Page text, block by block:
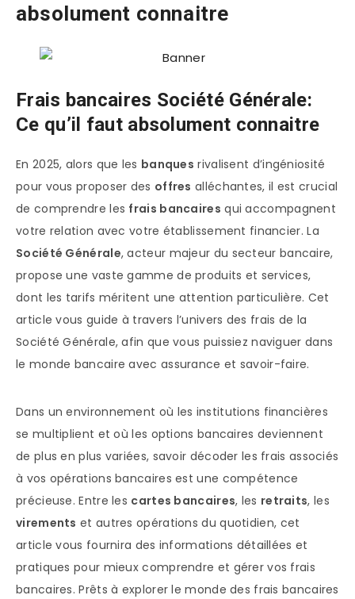
absolument connaitre
Frais bancaires Société Générale:
Ce qu’il faut absolument connaitre
En 2025, alors que les banques rivalisent d’ingéniosité
pour vous proposer des offres alléchantes, il est crucial
de comprendre les frais bancaires qui accompagnent
votre relation avec votre établissement financier. La
Société Générale, acteur majeur du secteur bancaire,
propose une vaste gamme de produits et services,
dont les tarifs méritent une attention particulière. Cet
article vous guide à travers l’univers des frais de la
Société Générale, afin que vous puissiez naviguer dans
le monde bancaire avec assurance et savoir-faire.
Dans un environnement où les institutions financières
se multiplient et où les options bancaires deviennent
de plus en plus variées, savoir décoder les frais associés
à vos opérations bancaires est une compétence
précieuse. Entre les cartes bancaires, les retraits, les
virements et autres opérations du quotidien, cet
article vous fournira des informations détaillées et
pratiques pour mieux comprendre et gérer vos frais
bancaires. Prêts à explorer le monde des frais bancaires